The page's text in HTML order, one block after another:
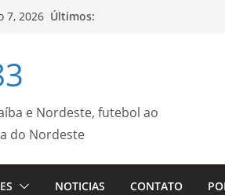
7, 2026 Últimos:
e Nordeste, futebol ao
do Nordeste
NOTICIAS CONTATO